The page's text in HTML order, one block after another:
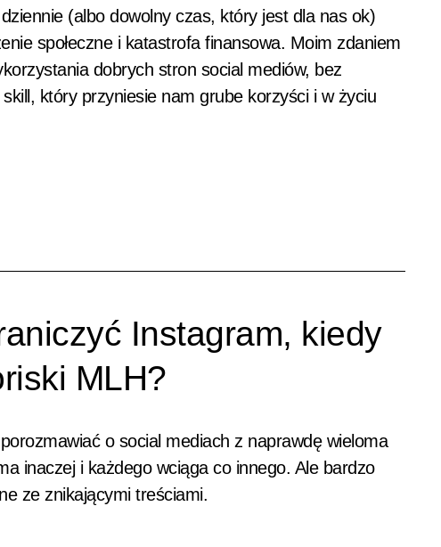
(albo dowolny czas, który jest dla nas ok)
społeczne i katastrofa finansowa. Moim zdaniem
dobrych stron social mediów, bez
który przyniesie nam grube korzyści i w życiu
Instagram, kiedy
MLH?
o social mediach z naprawdę wieloma
inaczej i każdego wciąga co innego. Ale bardzo
ze znikającymi treściami.